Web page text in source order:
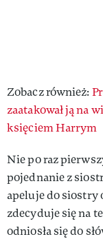
Zobacz również:
zaatakował ją na
księciem Harrym
Nie po raz
pojednanie z
apeluje do siostry
zdecyduje się na
odniosła się do